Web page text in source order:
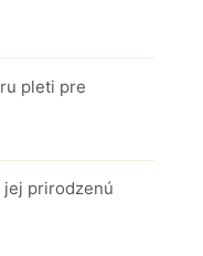
pleti pre
jej prirodzenú